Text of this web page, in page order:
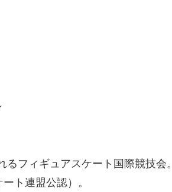
フィギュアスケート国際競技会。
ト連盟公認）。